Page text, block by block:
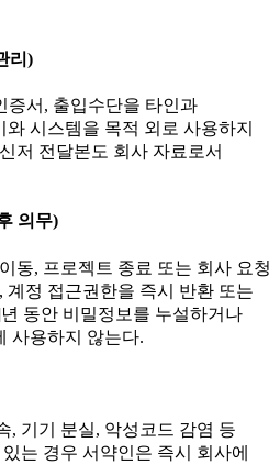
리)
증서, 출입수단을 타인과
시스템을 목적 외로 사용하지
저 전달본도 회사 자료로서
의무)
동, 프로젝트 종료 또는 회사 요청
계정 접근권한을 즉시 반환 또는
동안 비밀정보를 누설하거나
사용하지 않는다.
, 기기 분실, 악성코드 감염 등
는 경우 서약인은 즉시 회사에